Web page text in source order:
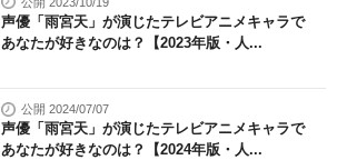
声優「雨宮天」が演じたテレビアニメキャラで
あなたが好きなのは？【2023年版・人...
公開 2024/07/07
声優「雨宮天」が演じたテレビアニメキャラで
あなたが好きなのは？【2024年版・人...